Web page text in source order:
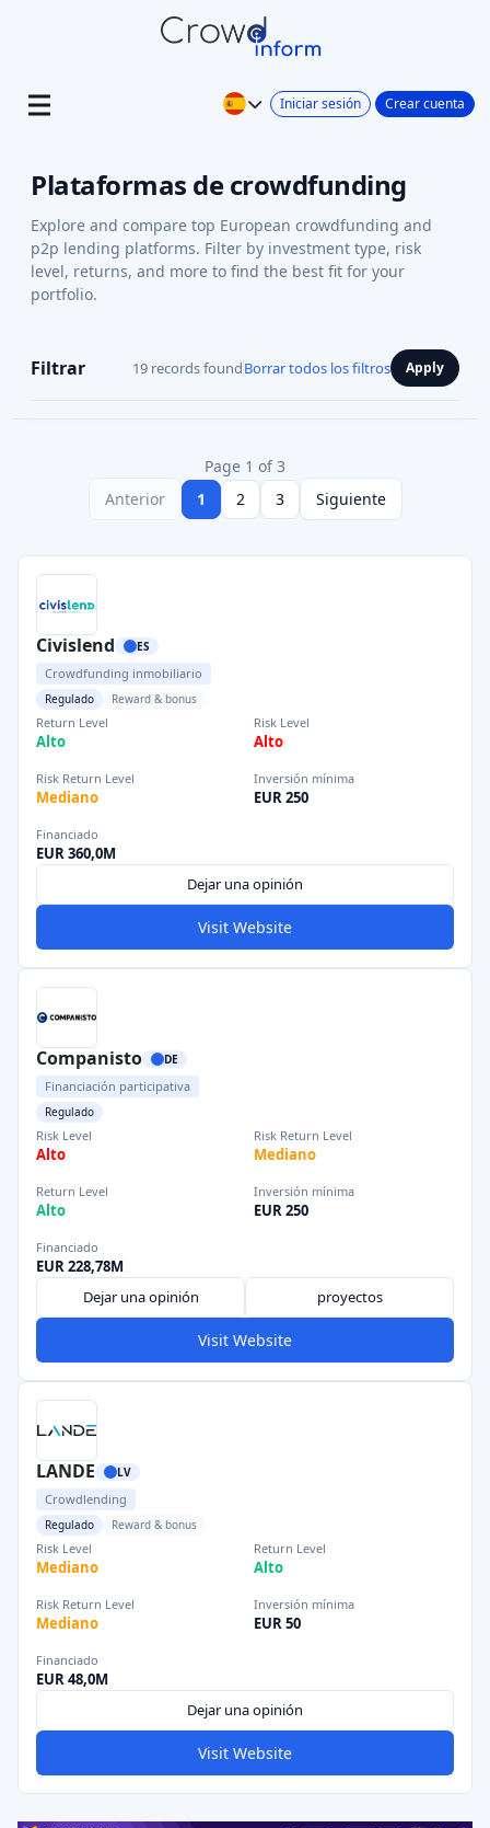
Iniciar sesión Crear cuenta
Plataformas de crowdfunding
Explore and compare top European crowdfunding and
p2p lending platforms. Filter by investment type, risk
level, returns, and more to find the best fit for your
portfolio.
Filtrar 19 records foundBorrar todos los filtros Apply
Page 1 of 3
Anterior
1 2 3 Siguiente
Civislend ES
Crowdfunding inmobiliario
Regulado Reward & bonus
Return Level
Alto
Risk Level
Alto
Risk Return Level
Mediano
Inversión mínima
EUR 250
Financiado
EUR 360,0M
Dejar una opinión
Visit Website
Companisto DE
Financiación participativa
Regulado
Risk Level
Alto
Risk Return Level
Mediano
Return Level
Alto
Inversión mínima
EUR 250
Financiado
EUR 228,78M
Dejar una opinión
proyectos
Visit Website
LANDE LV
Crowdlending
Regulado Reward & bonus
Risk Level
Mediano
Return Level
Alto
Risk Return Level
Mediano
Inversión mínima
EUR 50
Financiado
EUR 48,0M
Dejar una opinión
Visit Website